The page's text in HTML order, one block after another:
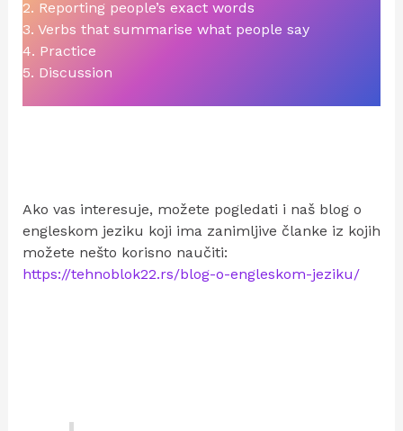
2. Reporting people’s exact words
3. Verbs that summarise what people say
4. Practice
5. Discussion
Ako vas interesuje, možete pogledati i naš blog o
engleskom jeziku koji ima zanimljive članke iz kojih
možete nešto korisno naučiti:
https://tehnoblok22.rs/blog-o-engleskom-jeziku/